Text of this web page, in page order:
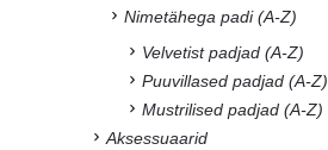
Nimetähega padi (A-Z)
Velvetist padjad (A-Z)
Puuvillased padjad (A-Z)
Mustrilised padjad (A-Z)
Aksessuaarid